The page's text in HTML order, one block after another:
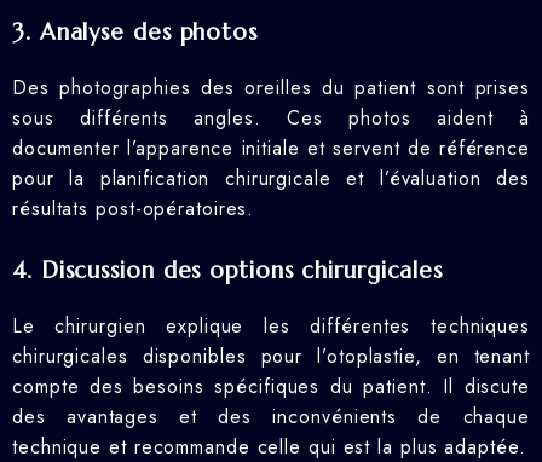
3. Analyse des photos
Des photographies des oreilles du patient sont prises
sous différents angles. Ces photos aident à
documenter l’apparence initiale et servent de référence
pour la planification chirurgicale et l’évaluation des
résultats post-opératoires.
4. Discussion des options chirurgicales
Le chirurgien explique les différentes techniques
chirurgicales disponibles pour l’otoplastie, en tenant
compte des besoins spécifiques du patient. Il discute
des avantages et des inconvénients de chaque
technique et recommande celle qui est la plus adaptée.